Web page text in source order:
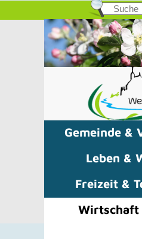
Gemeinde &
Leben &
Freizeit &
Wirtschaft